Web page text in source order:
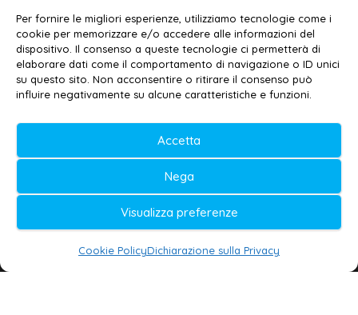
Per fornire le migliori esperienze, utilizziamo tecnologie come i
cookie per memorizzare e/o accedere alle informazioni del
dispositivo. Il consenso a queste tecnologie ci permetterà di
elaborare dati come il comportamento di navigazione o ID unici
su questo sito. Non acconsentire o ritirare il consenso può
influire negativamente su alcune caratteristiche e funzioni.
Accetta
Nega
Visualizza preferenze
Cookie PolicyDichiarazione sulla Privacy
Email: redazione@galatina24.it
Contatti –Disclaimer
Privacy policy –Cookie policy
© 2020-2026 | Galatina24 ®
Testata iscritta al n. 11/2020 Registro della
Stampa Tribunale di Lecce
Editore e direttore responsabile:
Daniele G. Masciullo